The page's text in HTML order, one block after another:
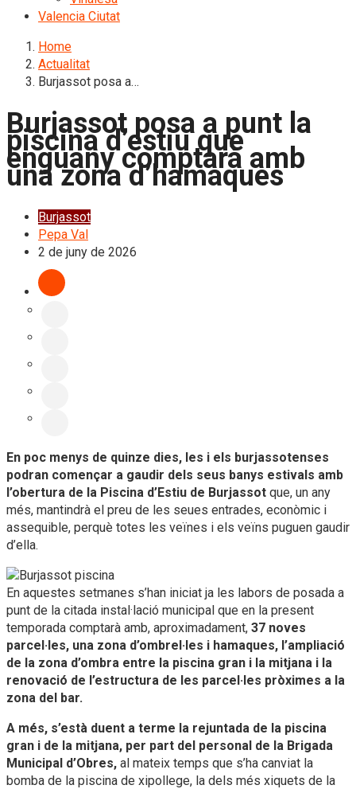
Valencia Ciutat
Home
Actualitat
Burjassot posa a…
Burjassot posa a punt la
piscina d’estiu que
enguany comptarà amb
una zona d’hamaques
Burjassot
Pepa Val
2 de juny de 2026
En poc menys de quinze dies, les i els burjassotenses
podran començar a gaudir dels seus banys estivals amb
l’obertura de la Piscina d’Estiu de Burjassot que, un any
més, mantindrà el preu de les seues entrades, econòmic i
assequible, perquè totes les veïnes i els veïns puguen gaudir
d’ella.
En aquestes setmanes s’han iniciat ja les labors de posada a
punt de la citada instal·lació municipal que en la present
temporada comptarà amb, aproximadament, 37 noves
parcel·les, una zona d’ombrel·les i hamaques, l’ampliació
de la zona d’ombra entre la piscina gran i la mitjana i la
renovació de l’estructura de les parcel·les pròximes a la
zona del bar.
A més, s’està duent a terme la rejuntada de la piscina
gran i de la mitjana, per part del personal de la Brigada
Municipal d’Obres, al mateix temps que s’ha canviat la
bomba de la piscina de xipollege, la dels més xiquets de la